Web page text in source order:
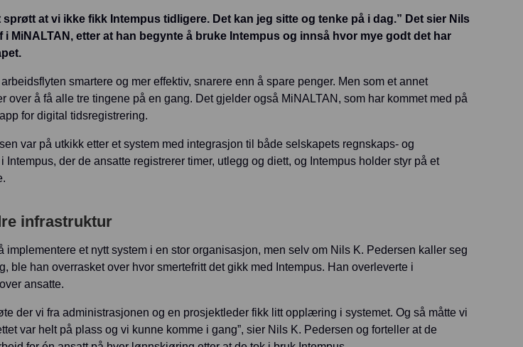
at vi ikke fikk Intempus tidligere. Det kan jeg sitte og tenke på i dag.” Det sier Nils
i MiNALTAN, etter at han begynte å bruke Intempus og innså hvor mye godt det har
smartere og mer effektiv, snarere enn å spare penger. Men som et annet
over å få alle tre tingene på en gang. Det gjelder også MiNALTAN, som har kommet med på
for digital tidsregistrering.
var på utkikk etter et system med integrasjon til både selskapets regnskaps- og
Intempus, der de ansatte registrerer timer, utlegg og diett, og Intempus holder styr på et
infrastruktur
et nytt system i en stor organisasjon, men selv om Nils K. Pedersen kaller seg
ble han overrasket over hvor smertefritt det gikk med Intempus. Han overleverte i
ansatte.
der vi fra administrasjonen og en prosjektleder fikk litt opplæring i systemet. Og så måtte vi
var helt på plass og vi kunne komme i gang”, sier Nils K. Pedersen og forteller at de